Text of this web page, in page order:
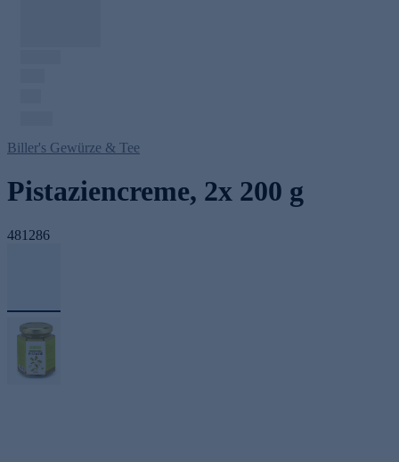
Biller's Gewürze & Tee
Pistaziencreme, 2x 200 g
481286